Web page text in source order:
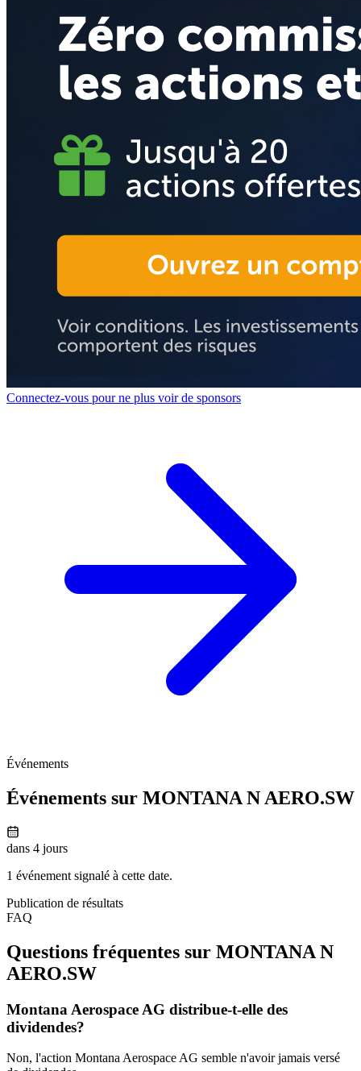
Connectez-vous pour ne plus voir de sponsors
Événements
Événements sur MONTANA N AERO.SW
dans 4 jours
1 événement signalé à cette date.
Publication de résultats
FAQ
Questions fréquentes sur MONTANA N
AERO.SW
Montana Aerospace AG distribue-t-elle des
dividendes?
Non, l'action Montana Aerospace AG semble n'avoir jamais versé